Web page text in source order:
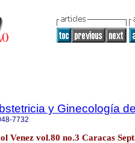
y Ginecología
7732
Venez vol.80 no.3 Caracas